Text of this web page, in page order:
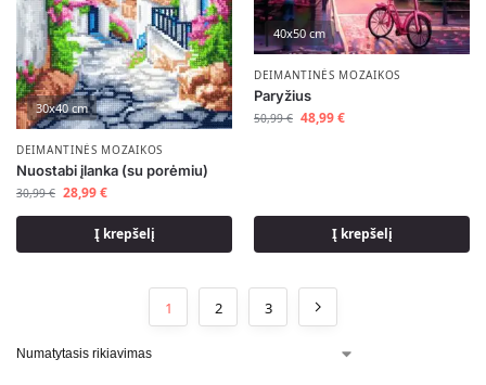
30x40 cm
DEIMANTINĖS MOZAIKOS
Nuostabi įlanka (su porėmiu)
30,99€ 28,99€
Į krepšelį
40x50 cm
DEIMANTINĖS MOZAIKOS
Paryžius
50,99€ 48,99€
Į krepšelį
1 2 3